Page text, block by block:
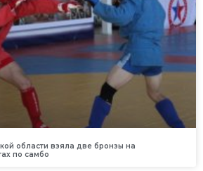
области взяла две бронзы на
по самбо